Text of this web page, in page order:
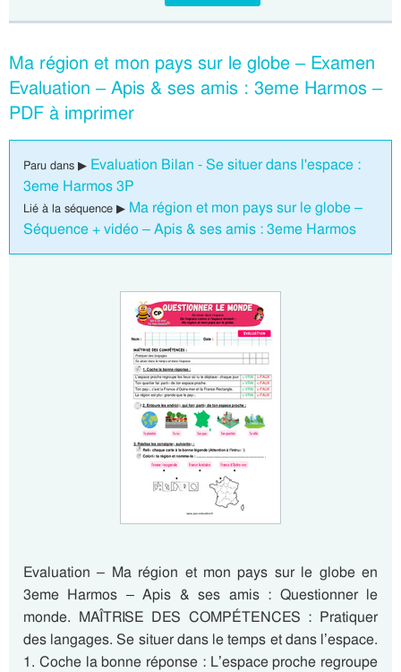
Ma région et mon pays sur le globe – Examen
Evaluation – Apis & ses amis : 3eme Harmos –
PDF à imprimer
Paru dans ▶ Evaluation Bilan - Se situer dans l'espace :
3eme Harmos 3P
Lié à la séquence ▶ Ma région et mon pays sur le globe –
Séquence + vidéo – Apis & ses amis : 3eme Harmos
Evaluation – Ma région et mon pays sur le globe en
3eme Harmos – Apis & ses amis : Questionner le
monde. MAÎTRISE DES COMPÉTENCES : Pratiquer
des langages. Se situer dans le temps et dans l’espace.
1. Coche la bonne réponse : L’espace proche regroupe